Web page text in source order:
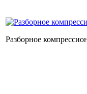
Разборное